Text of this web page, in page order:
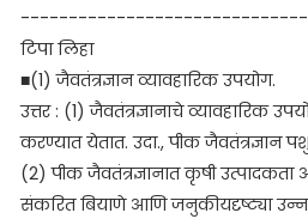
टिपा लिहा
■(1) जैवतंत्रज्ञान व्यावहारिक उपयोग.
उत्तर : (1) जैवतंत्रज्ञानाचे व्यावहारिक
करण्यात येतात. उदा., पीक जैवतंत्रज्ञान
(2) पीक जैवतंत्रज्ञानात कृषी उत्पादकता
संकरित बियाणे आणि जनुकीयदृष्ट्या